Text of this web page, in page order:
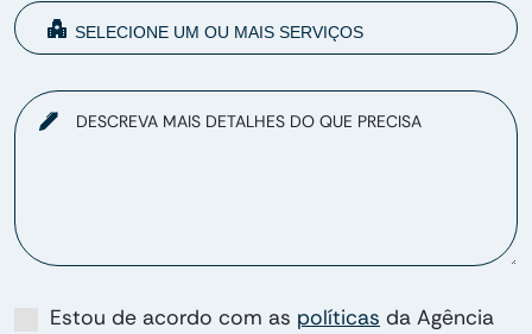
DESCREVA MAIS DETALHES DO QUE PRECISA
Estou de acordo com as políticas da Agência